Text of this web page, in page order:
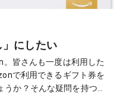
にしたい
皆さんも一度は利用した
で利用できるギフト券を
か？そんな疑問を持つ質